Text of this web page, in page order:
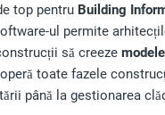
top pentru Building
ul permite
să creeze
toate fazele
până la gestionarea